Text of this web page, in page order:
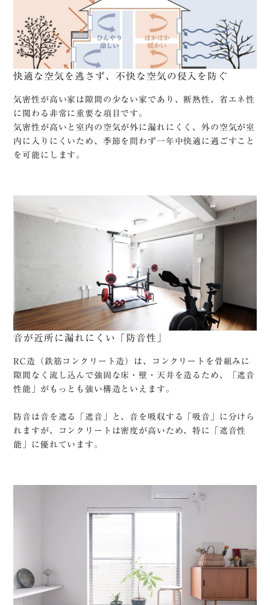
快適な空気を逃さず、不快な空気の侵入を防ぐ
気密性が高い家は隙間の少ない家であり、断熱性、省エネ性
に関わる非常に重要な項目です。
気密性が高いと室内の空気が外に漏れにくく、外の空気が室
内に入りにくいため、季節を問わず一年中快適に過ごすこと
を可能にします。
音が近所に漏れにくい「防音性」
RC造（鉄筋コンクリート造）は、コンクリートを骨組みに
隙間なく流し込んで強固な床・壁・天井を造るため、「遮音
性能」がもっとも強い構造といえます。
防音は音を遮る「遮音」と、音を吸収する「吸音」に分けら
れますが、コンクリートは密度が高いため、特に「遮音性
能」に優れています。